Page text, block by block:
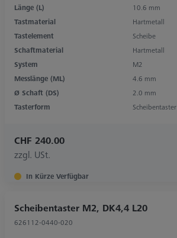
Länge (L)
10.6 mm
Tastmaterial
Hartmetall
Tastelement
Scheibe
Schaftmaterial
Hartmetall
System
M2
Messlänge (ML)
4.6 mm
Ø Schaft (DS)
2.0 mm
Tasterform
Scheibentaster
CHF 240.00
zzgl. USt.
In Kürze Verfügbar
Scheibentaster M2, DK4,4 L20
626112-0440-020